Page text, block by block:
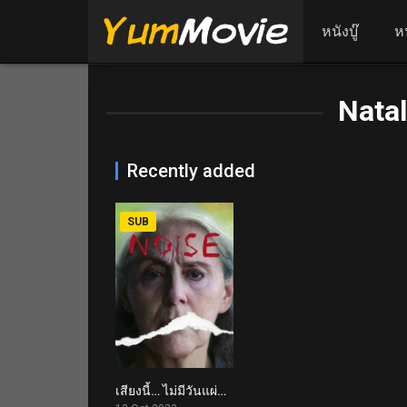
หนังบู๊ ห
Recently added
6.3
SUB
เสียงนี้… ไม่มีวันแผ่ว Noise (2022)